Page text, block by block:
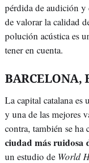
pérdida de audición
de valorar la calidad
polución acústica es
tener en cuenta.
BARCELONA,
La capital catalana es
y una de las mejores
contra, también se ha
ciudad más ruidosa
un estudio de World